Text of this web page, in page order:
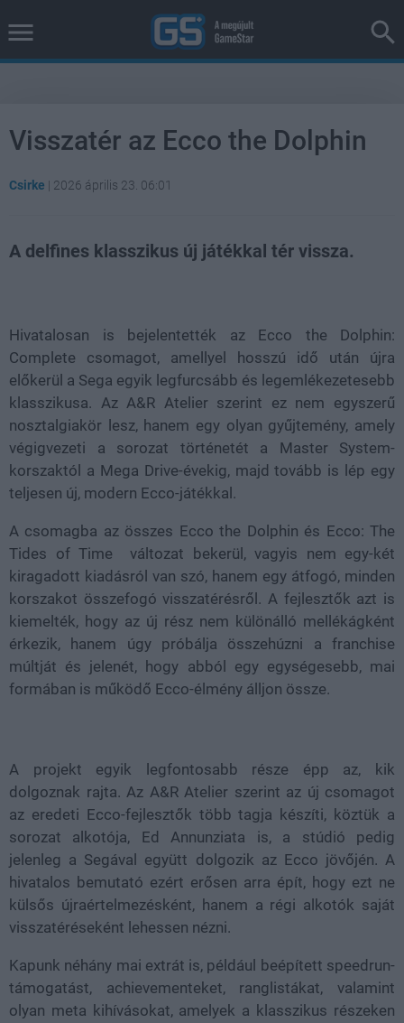
Visszatér az Ecco the Dolphin
Csirke | 2026 április 23. 06:01
A delfines klasszikus új játékkal tér vissza.
Hivatalosan is bejelentették az Ecco the Dolphin:
Complete csomagot, amellyel hosszú idő után újra
előkerül a Sega egyik legfurcsább és legemlékezetesebb
klasszikusa. Az A&R Atelier szerint ez nem egyszerű
nosztalgiakör lesz, hanem egy olyan gyűjtemény, amely
végigvezeti a sorozat történetét a Master System-
korszaktól a Mega Drive-évekig, majd tovább is lép egy
teljesen új, modern Ecco-játékkal.
A csomagba az összes Ecco the Dolphin és Ecco: The
Tides of Time változat bekerül, vagyis nem egy-két
kiragadott kiadásról van szó, hanem egy átfogó, minden
korszakot összefogó visszatérésről. A fejlesztők azt is
kiemelték, hogy az új rész nem különálló mellékágként
érkezik, hanem úgy próbálja összehúzni a franchise
múltját és jelenét, hogy abból egy egységesebb, mai
formában is működő Ecco-élmény álljon össze.
A projekt egyik legfontosabb része épp az, kik
dolgoznak rajta. Az A&R Atelier szerint az új csomagot
az eredeti Ecco-fejlesztők több tagja készíti, köztük a
sorozat alkotója, Ed Annunziata is, a stúdió pedig
jelenleg a Segával együtt dolgozik az Ecco jövőjén. A
hivatalos bemutató ezért erősen arra épít, hogy ezt ne
külsős újraértelmezésként, hanem a régi alkotók saját
visszatéréseként lehessen nézni.
Kapunk néhány mai extrát is, például beépített speedrun-
támogatást, achievementeket, ranglistákat, valamint
olyan meta kihívásokat, amelyek a klasszikus részeken